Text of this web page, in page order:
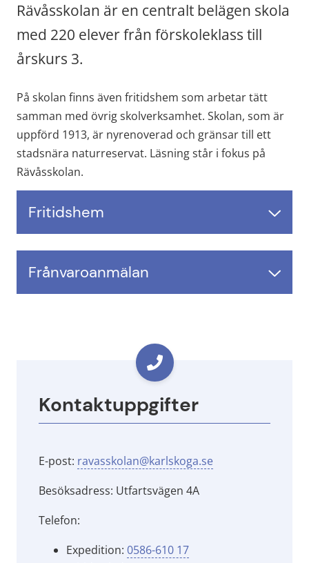
Rävåsskolan är en centralt belägen skola
med 220 elever från förskoleklass till
årskurs 3.
På skolan finns även fritidshem som arbetar tätt
samman med övrig skolverksamhet. Skolan, som är
uppförd 1913, är nyrenoverad och gränsar till ett
stadsnära naturreservat. Läsning står i fokus på
Rävåsskolan.
Fritidshem
Frånvaroanmälan
Kontaktuppgifter
E-post: ravasskolan@karlskoga.se
Besöksadress: Utfartsvägen 4A
Telefon:
Expedition: 0586-610 17